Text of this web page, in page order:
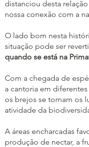
distanciou desta
nossa conexão com a
O lado bom nesta
situação pode ser
quando se está na
Com a chegada de
a cantoria em
os brejos se tornam os
atividade da
A áreas encharcadas
produção de nectar, a